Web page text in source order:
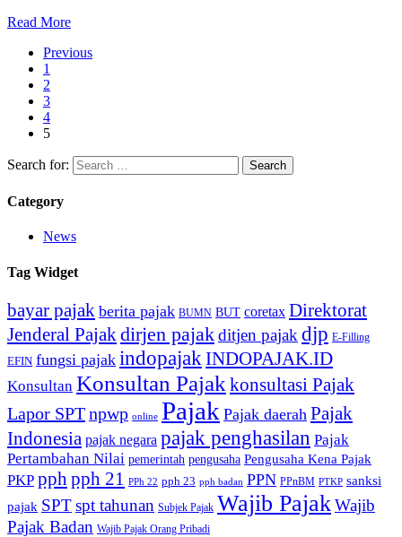
Read More
Previous
1
2
3
4
5
Search for:
Category
News
Tag Widget
bayar pajak berita pajak BUMN BUT coretax Direktorat
Jenderal Pajak dirjen pajakditjen pajak djp E-Filling
EFIN fungsi pajak indopajak INDOPAJAK.ID
Konsultan Konsultan Pajak konsultasi Pajak
Lapor SPTnpwp online Pajak Pajak daerah Pajak
Indonesia pajak negara pajak penghasilan Pajak
Pertambahan Nilai pemerintah pengusaha Pengusaha Kena Pajak
PKP pphpph 21 PPh 22 pph 23 pph badan PPN PPnBM PTKP sanksi
pajak SPTspt tahunan Subjek Pajak Wajib PajakWajib
Pajak Badan Wajib Pajak Orang Pribadi